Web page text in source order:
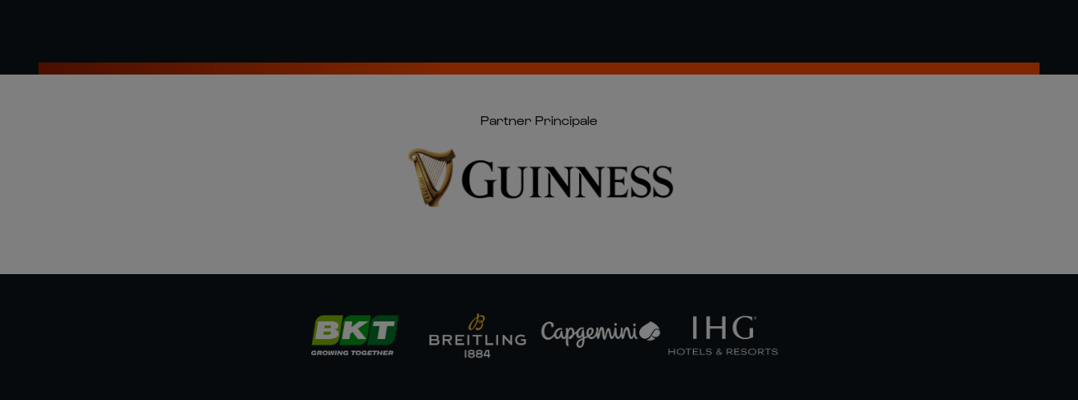
Partner Principale